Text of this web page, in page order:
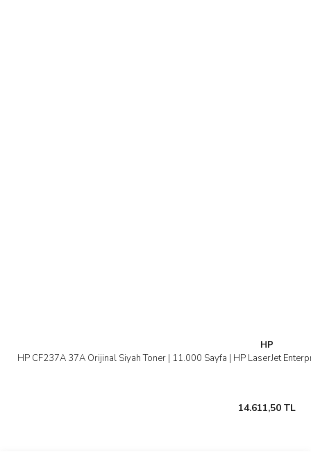
HP
HP CF237A 37A Orijinal Siyah Toner | 11.000 Sayfa | HP LaserJet
14.611,50 TL